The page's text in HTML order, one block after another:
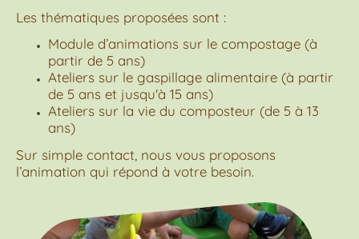
Les thématiques proposées sont :
Module d’animations sur le compostage (à
partir de 5 ans)
Ateliers sur le gaspillage alimentaire (à partir
de 5 ans et jusqu'à 15 ans)
Ateliers sur la vie du composteur (de 5 à 13
ans)
Sur simple contact, nous vous proposons
l’animation qui répond à votre besoin.